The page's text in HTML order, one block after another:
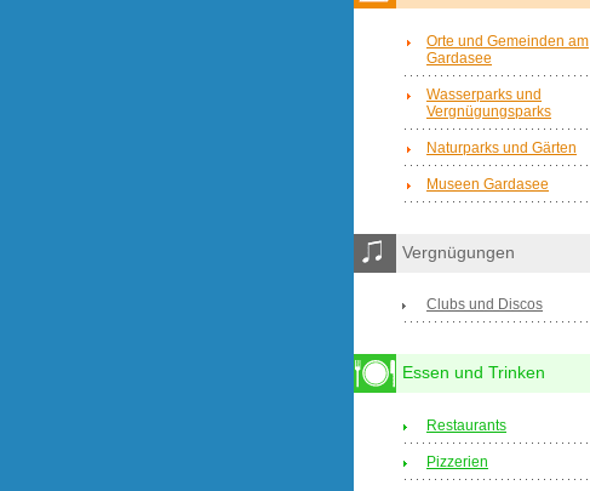
Orte und Gemeinden am
Gardasee
Wasserparks und
Vergnügungsparks
Naturparks und Gärten
Museen Gardasee
Vergnügungen
Clubs und Discos
Essen und Trinken
Restaurants
Pizzerien